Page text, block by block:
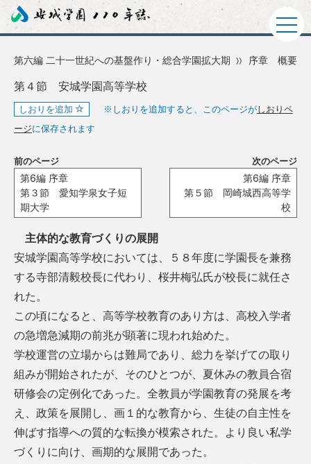
第六編 二十一世紀への基盤作り・総合学園拡大期 序章 概要
第４節 安城学園高等学校
しおりを追加 ※しおりを追加すると、このページがしおりペ
ージに保存されます
前のページ
第6編 序章
第３節 愛知学泉女子短
期大学
次のページ
第6編 序章
第５節 岡崎城西高等学
校
主体的な教育づくりの展開
安城学園高等学校においては、５８年度に学園長を兼務
する寺部清毅校長に代わり、桜井梅弘氏が校長に就任さ
れた。
この頃になると、高等学校教育のあり方は、高校入学者
の急増急減期の前兆が顕著に現われ始めた。
学校運営の立場からは難局であり、総力を挙げての取り
組みが開始されたが、そのひとつが、夏休みの教員合宿
研修会の定例化であった。全教員が学園教育の発展を考
え、政策を展開し、画１的な教育から、生徒の自主性を
伸ばす指導への質的な転換が模索された。より良い私学
づくりに向け、画期的な展開であった。